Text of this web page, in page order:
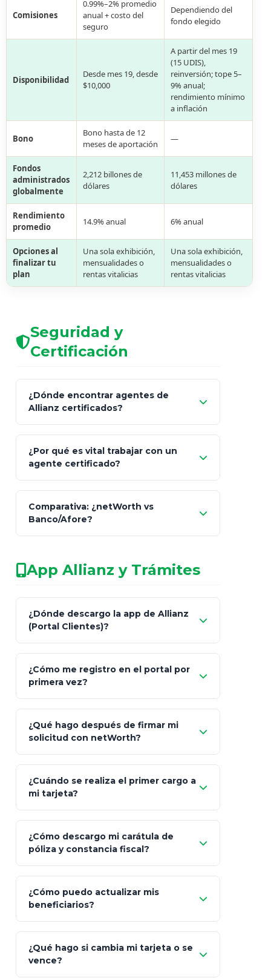
Comisiones
0.99%–2% promedio
anual + costo del
seguro
Dependiendo del
fondo elegido
Disponibilidad
Desde mes 19, desde
$10,000
A partir del mes 19
(15 UDIS),
reinversión; tope 5–
9% anual;
rendimiento mínimo
a inflación
Bono
Bono hasta de 12
meses de aportación
—
Fondos
administrados
globalmente
2,212 billones de
dólares
11,453 millones de
dólares
Rendimiento
promedio
14.9% anual 6% anual
Opciones al
finalizar tu
plan
Una sola exhibición,
mensualidades o
rentas vitalicias
Una sola exhibición,
mensualidades o
rentas vitalicias
Seguridad y
Certificación
¿Dónde encontrar agentes de
Allianz certificados?
Seguros y Fianzas (CNSF)
netWorth
patrimonio con asesores informales en
redes sociales.
¿Por qué es vital trabajar con un
agente certificado?
consultor técnico
legalmente facultado
Comparativa: ¿netWorth vs
Banco/Afore?
Característica netWorth (Certificado)
Fiscalidad Estrategia Art. 151 / 93
App Allianz y Trámites
¿Dónde descargo la app de Allianz
(Portal Clientes)?
Client"
App Store (iOS) Google Play
¿Cómo me registro en el portal por
primera vez?
Bienvenida
"¿Aún no tienes cuenta?
Regístrate"
¿Qué hago después de firmar mi
solicitud con netWorth?
¿Cuándo se realiza el primer cargo a
mi tarjeta?
¿Cómo descargo mi carátula de
póliza y constancia fiscal?
"Mis Pólizas" > "Documentos"
¿Cómo puedo actualizar mis
beneficiarios?
¿Qué hago si cambia mi tarjeta o se
vence?